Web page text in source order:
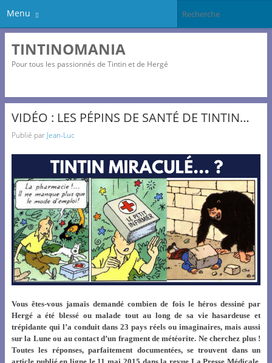
Menu
TINTINOMANIA
Pour tous les passionnés de Tintin et de Hergé
VIDÉO : LES PÉPINS DE SANTÉ DE TINTIN…
Publié par Jean-Luc
Vous êtes-vous jamais demandé combien de fois le héros dessiné par
Hergé a été blessé ou malade tout au long de sa vie hasardeuse et
trépidante qui l’a conduit dans 23 pays réels ou imaginaires, mais aussi
sur la Lune ou au contact d’un fragment de météorite. Ne cherchez plus !
Toutes les réponses, parfaitement documentées, se trouvent dans un